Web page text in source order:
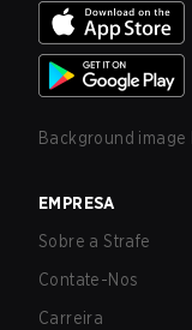
Background image
EMPRESA
Sobre a Strafe
Contate-Nos
Carreira